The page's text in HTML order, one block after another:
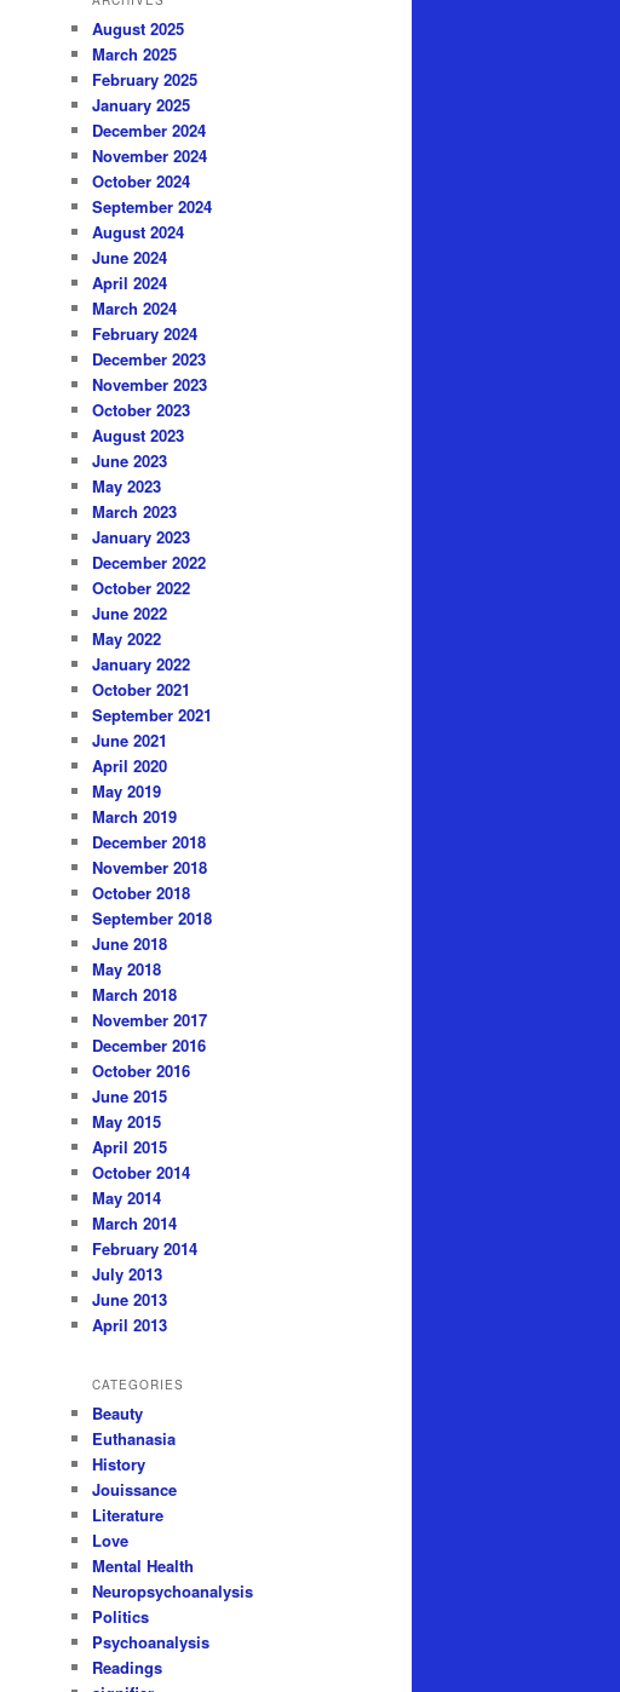
August 2025
March 2025
February 2025
January 2025
December 2024
November 2024
October 2024
September 2024
August 2024
June 2024
April 2024
March 2024
February 2024
December 2023
November 2023
October 2023
August 2023
June 2023
May 2023
March 2023
January 2023
December 2022
October 2022
June 2022
May 2022
January 2022
October 2021
September 2021
June 2021
April 2020
May 2019
March 2019
December 2018
November 2018
October 2018
September 2018
June 2018
May 2018
March 2018
November 2017
December 2016
October 2016
June 2015
May 2015
April 2015
October 2014
May 2014
March 2014
February 2014
July 2013
June 2013
April 2013
CATEGORIES
Beauty
Euthanasia
History
Jouissance
Literature
Love
Mental Health
Neuropsychoanalysis
Politics
Psychoanalysis
Readings